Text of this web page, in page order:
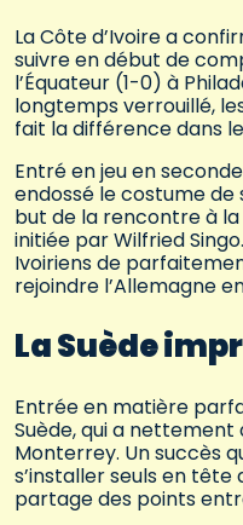
La Côte d’Ivoire a
suivre en début de
l’Équateur (1-0) à
longtemps verrouillé,
fait la différence dans
Entré en jeu en
endossé le costume de
but de la rencontre à
initiée par Wilfried
Ivoiriens de
rejoindre l’Allemagne
La Suède
Entrée en matière
Suède, qui a nettement
Monterrey. Un succès
s’installer seuls en
partage des points